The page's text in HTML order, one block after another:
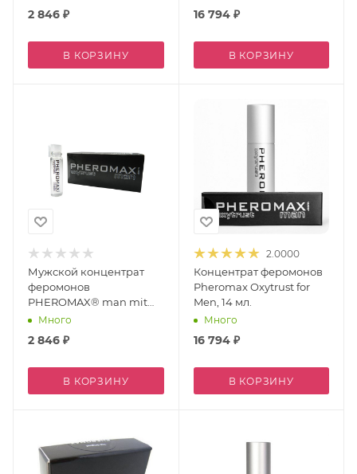
2 846 ₽
В КОРЗИНУ
16 794₽
В КОРЗИНУ
Мужской концентрат
феромонов
PHEROMAX® man mit
Oxytrust, 1 мл.
Много
2 846 ₽
В КОРЗИНУ
2.0000
Концентрат феромонов
Pheromax Oxytrust for
Men, 14 мл.
Много
16 794₽
В КОРЗИНУ